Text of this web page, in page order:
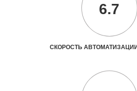
6.7
СКОРОСТЬ